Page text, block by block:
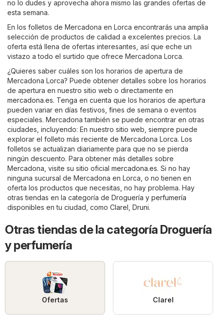
no lo dudes y aprovecha ahora mismo las grandes ofertas de
esta semana.
En los folletos de Mercadona en Lorca encontrarás una amplia
selección de productos de calidad a excelentes precios. La
oferta está llena de ofertas interesantes, así que eche un
vistazo a todo el surtido que ofrece Mercadona Lorca.
¿Quieres saber cuáles son los horarios de apertura de
Mercadona Lorca? Puede obtener detalles sobre los horarios
de apertura en nuestro sitio web o directamente en
mercadona.es. Tenga en cuenta que los horarios de apertura
pueden variar en días festivos, fines de semana o eventos
especiales. Mercadona también se puede encontrar en otras
ciudades, incluyendo: En nuestro sitio web, siempre puede
explorar el folleto más reciente de Mercadona Lorca. Los
folletos se actualizan diariamente para que no se pierda
ningún descuento. Para obtener más detalles sobre
Mercadona, visite su sitio oficial mercadona.es. Si no hay
ninguna sucursal de Mercadona en Lorca, o no tienen en
oferta los productos que necesitas, no hay problema. Hay
otras tiendas en la categoría de Droguería y perfumería
disponibles en tu ciudad, como Clarel Druni.
Otras tiendas de la categoría Droguería
y perfumería
Ofertas Clarel